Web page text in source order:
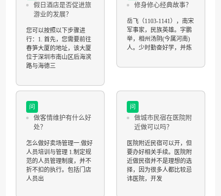
假日酒店是否促进旅
游业的发展？
您可以按照以下步骤进
行：1. 首先，您需要前往
春笋大厦的地址，该大厦
位于深圳市南山区后海滨
路与海德三
修身修心经典故事？
岳飞（1103-1141），南宋
军事家，民族英雄。字鹏
举，相州汤阴(今属河南)
人。少时勤奋好学，并炼
问
做客情维护有什么好
处？
怎么做好卖场管理一.做好
人员培训与管理 1.制定规
范的人员管理制度，并不
折不扣的执行。包括门店
人员出
问
做城市民宿在医院附
近做可以吗？
医院附近民宿可以开，但
要办好相关手续。医院附
近做民宿并不是理想的选
择，因为很多人都比较忌
讳医院，开发